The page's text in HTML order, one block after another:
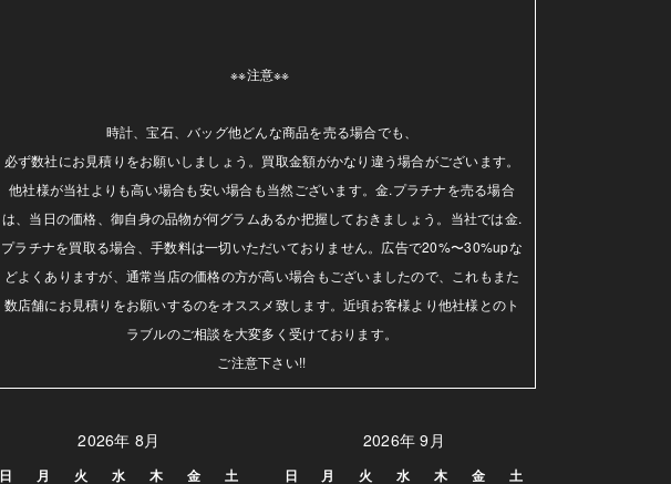
※※注意※※
時計、宝石、バッグ他どんな商品を売る場合でも、
必ず数社にお見積りをお願いしましょう。買取金額がかなり違う場合がございます。
他社様が当社よりも高い場合も安い場合も当然ございます。金.プラチナを売る場合
は、当日の価格、御自身の品物が何グラムあるか把握しておきましょう。当社では金.
プラチナを買取る場合、手数料は一切いただいておりません。広告で20%〜30%upな
どよくありますが、通常当店の価格の方が高い場合もございましたので、これもまた
数店舗にお見積りをお願いするのをオススメ致します。近頃お客様より他社様とのト
ラブルのご相談を大変多く受けております。
ご注意下さい!!
2026年 8月
日 月 火 水 木 金 土
2026年 9月
日 月 火 水 木 金 土